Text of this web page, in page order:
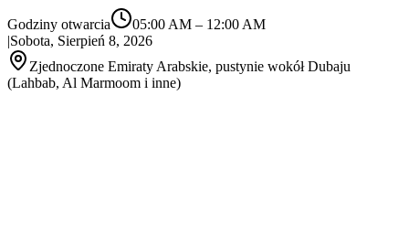
Godziny otwarcia 05:00 AM – 12:00 AM
|Sobota, Sierpień 8, 2026
Zjednoczone Emiraty Arabskie, pustynie wokół Dubaju
(Lahbab, Al Marmoom i inne)